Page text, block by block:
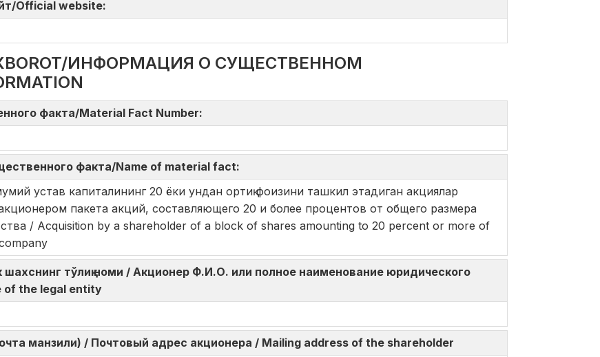
Official website:
AXBOROT/ИНФОРМАЦИЯ О СУЩЕСТВЕННОМ
факта/Material Fact Number:
факта/Name of material fact:
устав капиталининг 20 ёки ундан ортиқ фоизини ташкил этадиган акциялар
пакета акций, составляющего 20 и более процентов от общего размера
/ Acquisition by a shareholder of a block of shares amounting to 20 percent or more of
тўлиқ номи / Акционер Ф.И.О. или полное наименование юридического
of the legal entity
манзили) / Почтовый адрес акционера / Mailing address of the shareholder